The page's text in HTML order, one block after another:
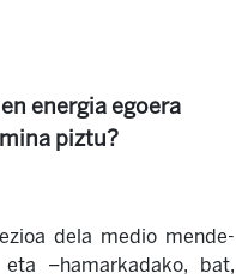
energia egoera
piztu?
dela medio mende-
–hamarkadako, bat,